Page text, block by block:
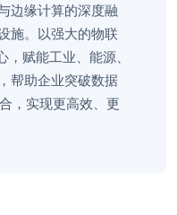
边缘计算的深度融
施。以强大的物联
赋能工业、能源、
帮助企业突破数据
，实现更高效、更